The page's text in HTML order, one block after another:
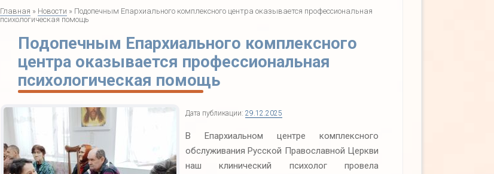
Главная » Новости » Подопечным Епархиального комплексного центра оказывается профессиональная
психологическая помощь
Подопечным Епархиального комплексного
центра оказывается профессиональная
психологическая помощь
Дата публикации: 29.12.2025
В Епархиальном центре комплексного
обслуживания Русской Православной Церкви
наш клинический психолог провела